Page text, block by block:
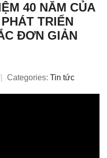
40 NĂM CỦA
TRIỂN
ĐƠN GIẢN
Categories: Tin tức